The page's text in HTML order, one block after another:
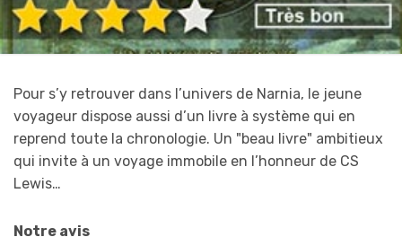
Pour s’y retrouver dans l’univers de Narnia, le jeune
voyageur dispose aussi d’un livre à système qui en
reprend toute la chronologie. Un "beau livre" ambitieux
qui invite à un voyage immobile en l’honneur de CS
Lewis…
Notre avis